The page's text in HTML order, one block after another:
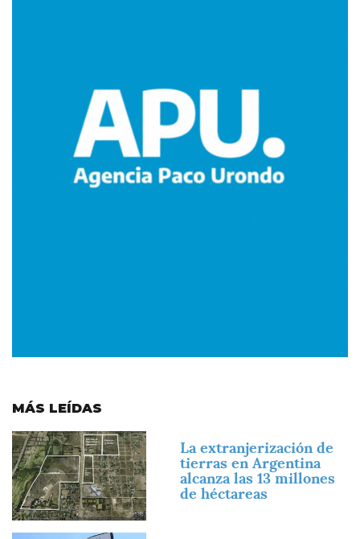
MÁS LEÍDAS
Imagen
La extranjerización de
tierras en Argentina
alcanza las 13 millones
de héctareas